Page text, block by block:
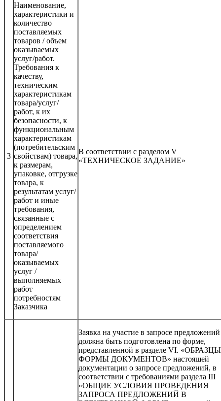
3
Наименование,
характеристики и
количество
поставляемых
товаров / объем
оказываемых
услуг/работ.
Требования к
качеству,
техническим
характеристикам
товара/услуг/
работ, к их
безопасности, к
функциональным
характеристикам
(потребительским
свойствам) товара,
к размерам,
упаковке, отгрузке
товара, к
результатам услуг/
работ и иные
требования,
связанные с
определением
соответствия
поставляемого
товара/
оказываемых
услуг /
выполняемых
работ
потребностям
Заказчика
В соответствии с разделом V
«ТЕХНИЧЕСКОЕ ЗАДАНИЕ»
Заявка на участие в запросе предложений
должна быть подготовлена по форме,
представленной в разделе VI.
ФОРМЫ ДОКУМЕНТОВ» настоящей
документации о запросе предложений, в
соответствии с требованиями раздела III
«ОБЩИЕ УСЛОВИЯ ПРОВЕДЕНИЯ
ЗАПРОСА ПРЕДЛОЖЕНИЙ В